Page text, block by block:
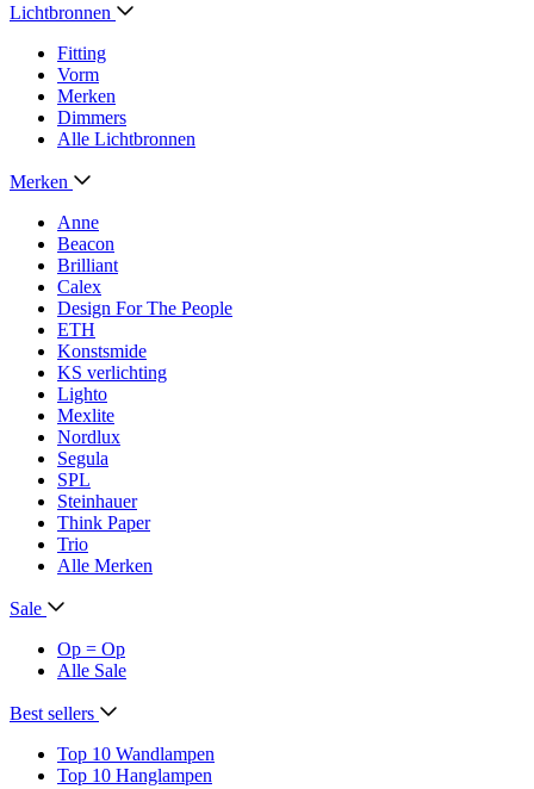
Lichtbronnen
Fitting
Vorm
Merken
Dimmers
Alle Lichtbronnen
Merken
Anne
Beacon
Brilliant
Calex
Design For The People
ETH
Konstsmide
KS verlichting
Lighto
Mexlite
Nordlux
Segula
SPL
Steinhauer
Think Paper
Trio
Alle Merken
Sale
Op = Op
Alle Sale
Best sellers
Top 10 Wandlampen
Top 10 Hanglampen